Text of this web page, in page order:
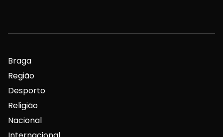
Braga
Região
Desporto
Religião
Nacional